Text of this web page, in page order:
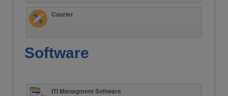
Courier
Software
ITI Managment Software